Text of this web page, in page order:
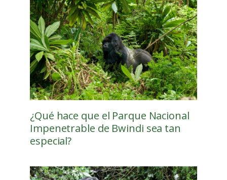
¿Qué hace que el Parque Nacional
Impenetrable de Bwindi sea tan
especial?